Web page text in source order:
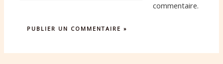
commentaire.